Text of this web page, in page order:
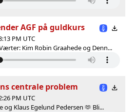
AGF på guldkurs
PM UTC
Kim Robin Graahede og Denn...
centrale problem
PM UTC
Klaus Egelund Pedersen 🫶 Bli...